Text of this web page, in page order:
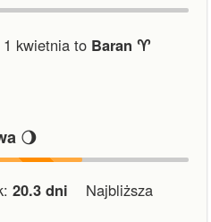
kwietnia to Baran ♈︎
🌖
20.3 dni Najbliższa